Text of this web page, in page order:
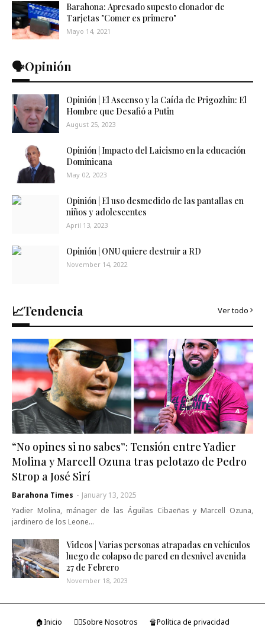
Barahona: Apresado supesto clonador de
Tarjetas "Comer es primero"
Mayo 14, 2021
🗣️Opinión
Opinión | El Ascenso y la Caída de Prigozhin: El
Hombre que Desafió a Putin
August 25, 2023
Opinión | Impacto del Laicismo en la educación
Dominicana
May 02, 2023
Opinión | El uso desmedido de las pantallas en
niños y adolescentes
April 13, 2023
Opinión | ONU quiere destruir a RD
November 14, 2022
📈Tendencia Ver todo
“No opines si no sabes”: Tensión entre Yadier
Molina y Marcell Ozuna tras pelotazo de Pedro
Strop a José Sirí
Barahona Times - January 13, 2025
Yadier Molina, mánager de las Águilas Cibaeñas y Marcell Ozuna,
jardinero de los Leone…
Videos | Varias personas atrapadas en vehículos
luego de colapso de pared en desnivel avenida
27 de Febrero
November 18, 2023
🏠Inicio 🤷‍♂️Sobre Nosotros 🔏Política de privacidad